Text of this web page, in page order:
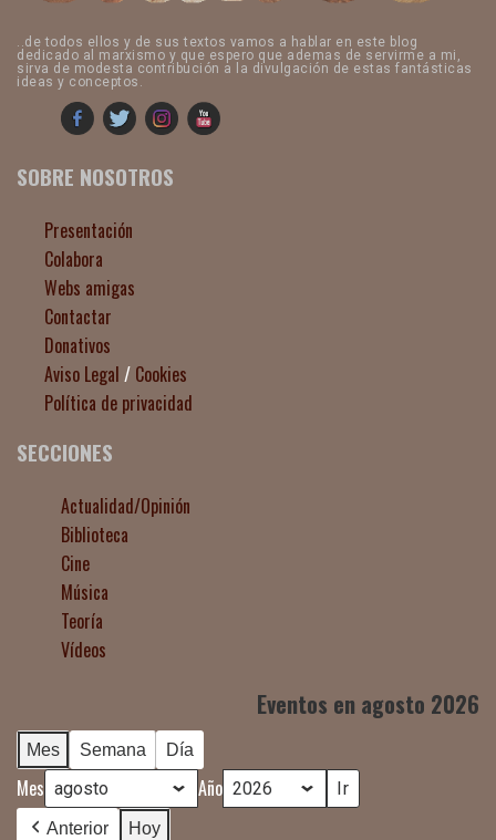
..de todos ellos y de sus textos vamos a hablar en este blog
dedicado al marxismo y que espero que ademas de servirme a mi,
sirva de modesta contribución a la divulgación de estas fantásticas
ideas y conceptos.
SOBRE NOSOTROS
Presentación
Colabora
Webs amigas
Contactar
Donativos
Aviso Legal / Cookies
Política de privacidad
SECCIONES
Actualidad/Opinión
Biblioteca
Cine
Música
Teoría
Vídeos
Eventos en agosto 2026
Mes Semana Día
Mes Año
Anterior Hoy